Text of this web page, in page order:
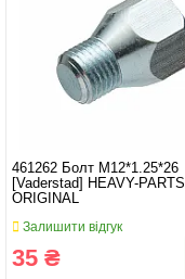
461262 Болт M12*1.25*26
[Vaderstad] HEAVY-PARTS
ORIGINAL
Залишити відгук
35 ₴